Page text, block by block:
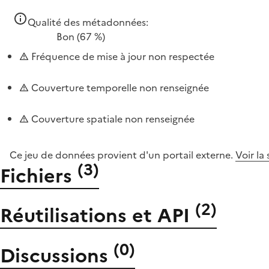
Qualité des métadonnées:
Bon (67 %)
Fréquence de mise à jour non respectée
Couverture temporelle non renseignée
Couverture spatiale non renseignée
Ce jeu de données provient d'un portail externe. Voir la
Fichiers (3)
Réutilisations et API (2)
Discussions (0)